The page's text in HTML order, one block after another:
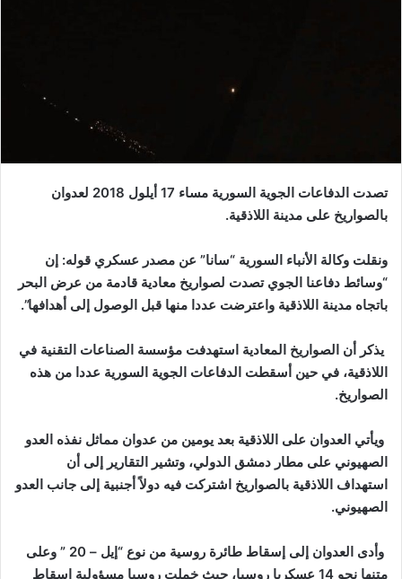
تصدت
الدفاعات الجوية السورية مساء 17 أيلول 2018 لعدوان
بالصواريخ على مدينة اللاذقية.
ونقلت وكالة الأنباء السورية “سانا” عن مصدر عسكري قوله: إن
“وسائط دفاعنا الجوي تصدت لصواريخ معادية قادمة من عرض البحر
باتجاه مدينة اللاذقية واعترضت عددا منها قبل الوصول إلى أهدافها”.
يذكر أن الصواريخ المعادية استهدفت مؤسسة الصناعات التقنية في
اللاذقية، في حين أسقطت الدفاعات الجوية السورية عددا من هذه
الصواريخ.
ويأتي العدوان على اللاذقية بعد يومين من عدوان مماثل نفذه العدو
الصهيوني على مطار دمشق الدولي، وتشير التقارير إلى أن
استهداف اللاذقية بالصواريخ اشتركت فيه دولاً أجنبية إلى جانب العدو
الصهيوني.
وأدى العدوان إلى إسقاط طائرة روسية من نوع “إيل – 20 ” وعلى
متنها نحو 14 عسكريا روسيا، حيث خملت روسيا مسؤولية اسقاط